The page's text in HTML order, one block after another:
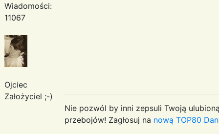
Wiadomości:
11067
Ojciec
Założyciel ;-)
Nie pozwól by inni zepsuli Twoją
przebojów! Zagłosuj na nową TOP80